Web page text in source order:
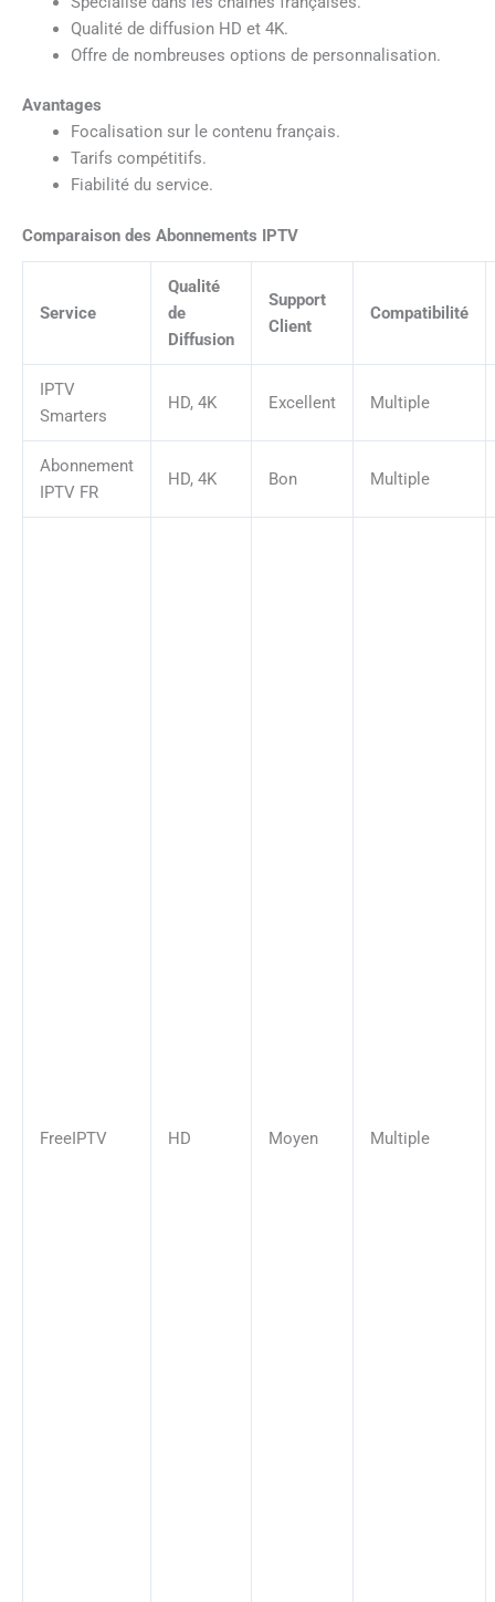
Qualité de diffusion HD et 4K.
Offre de nombreuses options de personnalisation.
Avantages
Focalisation sur le contenu français.
Tarifs compétitifs.
Fiabilité du service.
Comparaison des Abonnements IPTV
Service
Qualité
de
Diffusion
Support
Client
Compatibilité
IPTV
Smarters
HD, 4K Excellent Multiple
Abonnement
IPTV FR
HD, 4K Bon Multiple
FreeIPTV HD Moyen Multiple